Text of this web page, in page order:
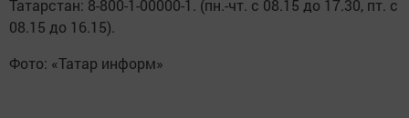
Татарстан: 8-800-1-00000-1. (пн.-чт. с 08.15 до 17.30, пт. с
08.15 до 16.15).
Фото: «Татар информ»